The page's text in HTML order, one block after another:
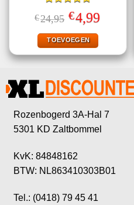
Gewaardeerd
5.00uit 5
€24,95 Oorspronkelijke
prijs
was:
€24,95.
€4,99Huidige
prijs
TOEVOEGEN
Rozenbogerd 3A-Hal 7
5301 KD Zaltbommel
KvK: 84848162
BTW: NL863410303B01
Tel.: (0418) 79 45 41